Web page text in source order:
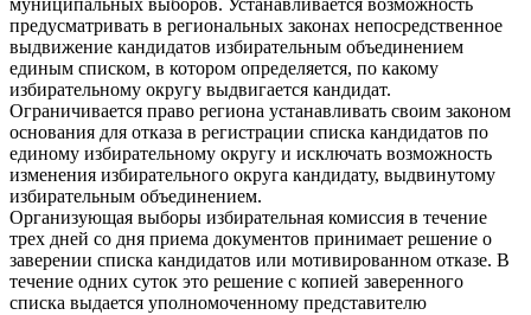
муниципальных выборов. Устанавливается возможность
предусматривать в региональных законах непосредственное
выдвижение кандидатов избирательным объединением
единым списком, в котором определяется, по какому
избирательному округу выдвигается кандидат.
Ограничивается право региона устанавливать своим законом
основания для отказа в регистрации списка кандидатов по
единому избирательному округу и исключать возможность
изменения избирательного округа кандидату, выдвинутому
избирательным объединением.
Организующая выборы избирательная комиссия в течение
трех дней со дня приема документов принимает решение о
заверении списка кандидатов или мотивированном отказе. В
течение одних суток это решение с копией заверенного
списка выдается уполномоченному представителю